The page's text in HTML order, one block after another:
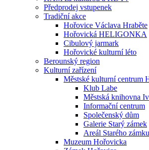
Předprodej vstupenek
Tradiční akce
Hořovice Václava Hraběte
Hořovická HELIGONKA
Cibulový jarmark
Hořovické kulturní léto
Berounský region
Kulturní zařízení
Městské kulturní centrum
Klub Labe
Městská knihovna
Informační centrum
Společenský dům
Galerie Starý zámek
Areál Starého zámku
Muzeum Hořovicka